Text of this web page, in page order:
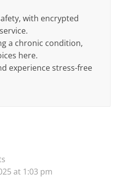
with encrypted
a chronic condition,
here.
experience stress-free
at 1:03 pm